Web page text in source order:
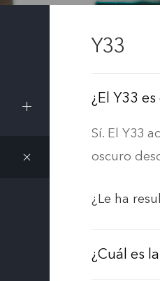
Y33
¿El Y33
Sí. El Y33
oscuro
¿Le ha
¿Cuál es